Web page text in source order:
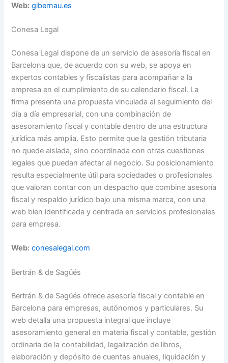
Web: gibernau.es
Conesa Legal
Conesa Legal dispone de un servicio de asesoría fiscal en
Barcelona que, de acuerdo con su web, se apoya en
expertos contables y fiscalistas para acompañar a la
empresa en el cumplimiento de su calendario fiscal. La
firma presenta una propuesta vinculada al seguimiento del
día a día empresarial, con una combinación de
asesoramiento fiscal y contable dentro de una estructura
jurídica más amplia. Esto permite que la gestión tributaria
no quede aislada, sino coordinada con otras cuestiones
legales que puedan afectar al negocio. Su posicionamiento
resulta especialmente útil para sociedades o profesionales
que valoran contar con un despacho que combine asesoría
fiscal y respaldo jurídico bajo una misma marca, con una
web bien identificada y centrada en servicios profesionales
para empresa.
Web: conesalegal.com
Bertrán & de Sagüés
Bertrán & de Sagüés ofrece asesoría fiscal y contable en
Barcelona para empresas, autónomos y particulares. Su
web detalla una propuesta integral que incluye
asesoramiento general en materia fiscal y contable, gestión
ordinaria de la contabilidad, legalización de libros,
elaboración y depósito de cuentas anuales, liquidación y